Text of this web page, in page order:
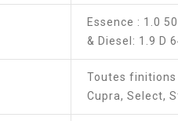
Essence : 1.0
& Diesel: 1.9 D
Toutes finitions
Cupra, Select,